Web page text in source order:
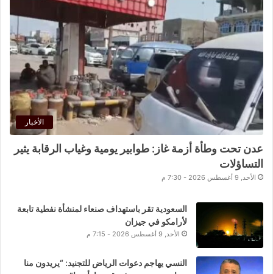
الأخبار
عدن تحت وطأة أزمة غاز: طوابير يومية وغياب الرقابة يثير
التساؤلات
الأحد, 9 أغسطس 2026 - 7:30 م
السعودية تقر باستهداف صنعاء لمنشأة نفطية تابعة
لأرامكو في جيزان
الأحد, 9 أغسطس 2026 - 7:15 م
النسي يهاجم دعوات الرياض للتجنيد: “يريدون منا